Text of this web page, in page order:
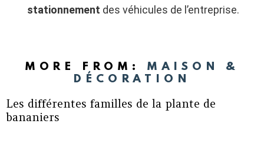
stationnement des véhicules de l’entreprise.
MORE FROM: MAISON &
DÉCORATION
Les différentes familles de la plante de
bananiers